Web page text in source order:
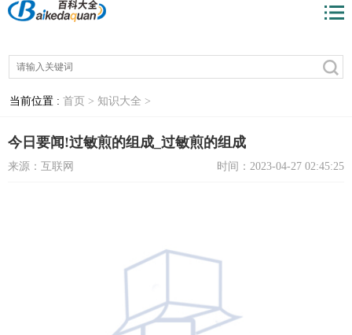
当前位置 : 首页 > 知识大全 >
今日要闻!过敏煎的组成_过敏煎的组成
来源：互联网 时间：2023-04-27 02:45:25